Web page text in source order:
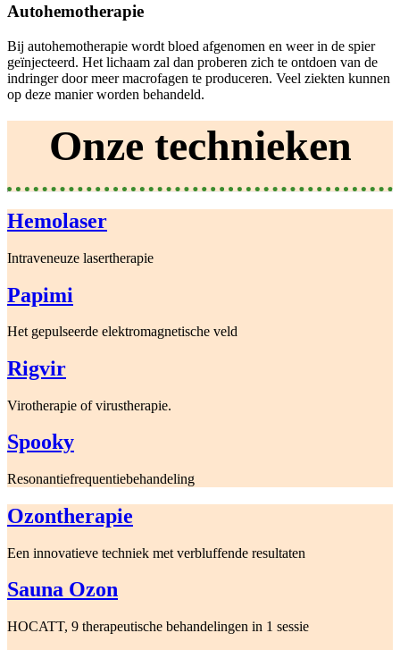
Autohemotherapie
Bij autohemotherapie wordt bloed afgenomen en weer in de spier
geïnjecteerd. Het lichaam zal dan proberen zich te ontdoen van de
indringer door meer macrofagen te produceren. Veel ziekten kunnen
op deze manier worden behandeld.
Onze technieken
Hemolaser
Intraveneuze lasertherapie
Papimi
Het gepulseerde elektromagnetische veld
Rigvir
Virotherapie of virustherapie.
Spooky
Resonantiefrequentiebehandeling
Ozontherapie
Een innovatieve techniek met verbluffende resultaten
Sauna Ozon
HOCATT, 9 therapeutische behandelingen in 1 sessie